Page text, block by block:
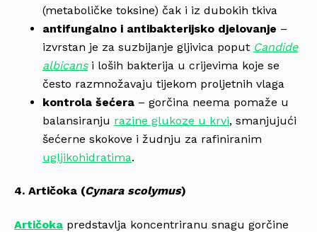
(metaboličke toksine) čak i iz dubokih tkiva
antifungalno i antibakterijsko djelovanje –
izvrstan je za suzbijanje gljivica poput Candide
albicansi loših bakterija u crijevima koje se
često razmnožavaju tijekom proljetnih vlaga
kontrola šećera – gorčina neema pomaže u
balansiranju razine glukoze u krvi, smanjujući
šećerne skokove i žudnju za rafiniranim
ugljikohidratima.
4. Artičoka (Cynara scolymus)
Artičoka predstavlja koncentriranu snagu gorčine